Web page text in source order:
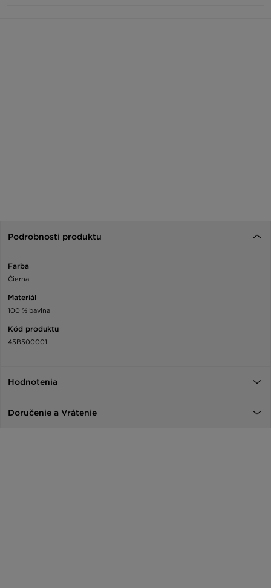
Podrobnosti produktu
Farba
Čierna
Materiál
100 % bavlna
Kód produktu
45B500001
Hodnotenia
Doručenie a Vrátenie